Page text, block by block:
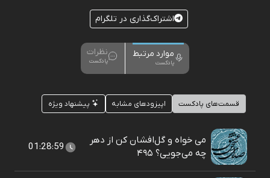
اشتراک‌گذاری در تلگرام
موارد مرتبط
پادکست
نظرات
پادکست
قسمت‌های پادکست اپیزودهای مشابه پیشنهاد ویژه
می خواه و گل‌افشان کن از دهر
چه می‌جویی؟ ۴۹۵
01:28:59